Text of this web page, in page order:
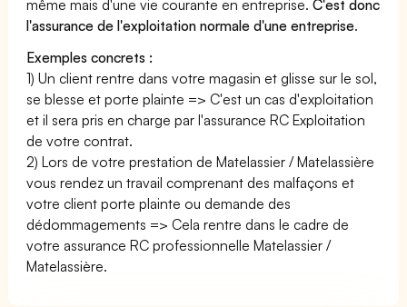
même mais d'une vie courante en entreprise.C'est donc
l'assurance de l'exploitation normale d'une entreprise.
Exemples concrets :
1) Un client rentre dans votre magasin et glisse sur le sol,
se blesse et porte plainte => C'est un cas d'exploitation
et il sera pris en charge par l'assurance RC Exploitation
de votre contrat.
2) Lors de votre prestation de Matelassier / Matelassière
vous rendez un travail comprenant des malfaçons et
votre client porte plainte ou demande des
dédommagements => Cela rentre dans le cadre de
votre assurance RC professionnelle Matelassier /
Matelassière.